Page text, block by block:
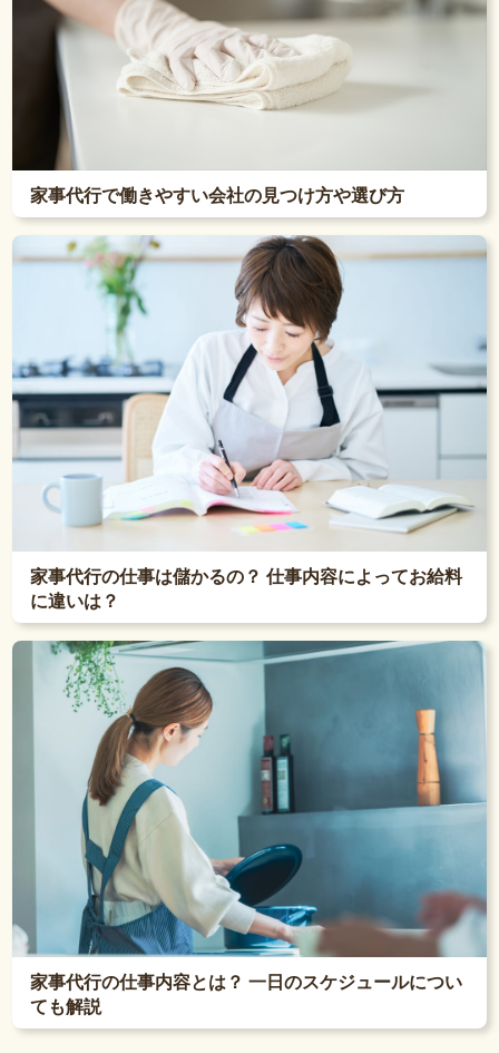
家事代行で働きやすい会社の見つけ方や選び方
家事代行の仕事は儲かるの？ 仕事内容によってお給料
に違いは？
家事代行の仕事内容とは？ 一日のスケジュールについ
ても解説